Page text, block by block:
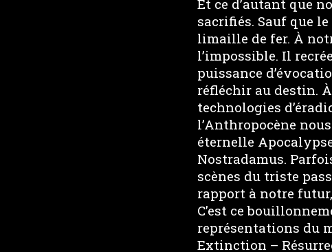
Et ce d’autant que
sacrifiés. Sauf que
limaille de fer. À
l’impossible. Il
puissance
réfléchir au destin.
technologies
l’Anthropocène
éternelle
Nostradamus.
scènes du triste
rapport à notre
C’est ce
représentations du
Extinction –